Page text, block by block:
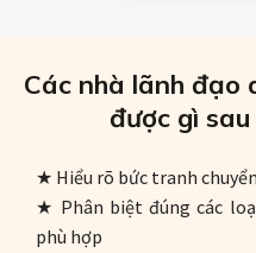
Các nhà lãnh đạo
được gì
★ Hiểu rõ bức tranh
★ Phân biệt đúng các
phù hợp